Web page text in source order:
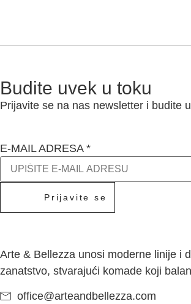
Budite uvek u toku
Prijavite se na nas newsletter i budite
E-MAIL ADRESA *
Prijavite se
Arte & Bellezza unosi moderne linije i
zanatstvo, stvarajući komade koji
office@arteandbellezza.com